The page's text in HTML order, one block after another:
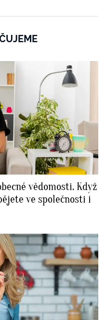
vědomosti. Když
ve společnosti i